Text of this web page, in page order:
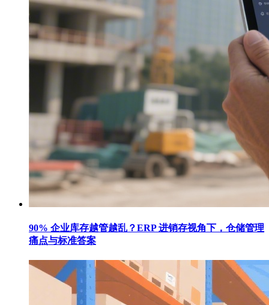
90% 企业库存越管越乱？ERP 进销存视角下，仓储管理
痛点与标准答案